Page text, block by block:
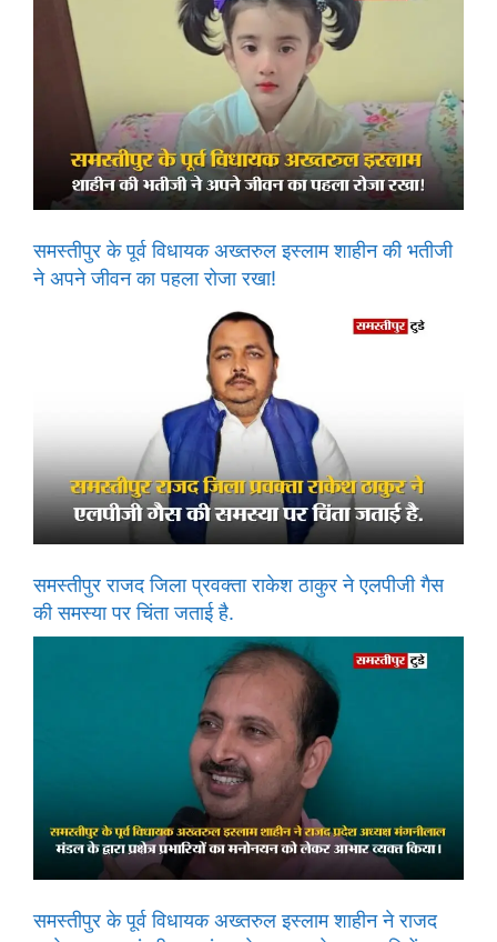
समस्तीपुर के पूर्व विधायक अख्तरुल इस्लाम शाहीन की भतीजी
ने अपने जीवन का पहला रोजा रखा!
समस्तीपुर राजद जिला प्रवक्ता राकेश ठाकुर ने एलपीजी गैस
की समस्या पर चिंता जताई है.
समस्तीपुर के पूर्व विधायक अख्तरुल इस्लाम शाहीन ने राजद